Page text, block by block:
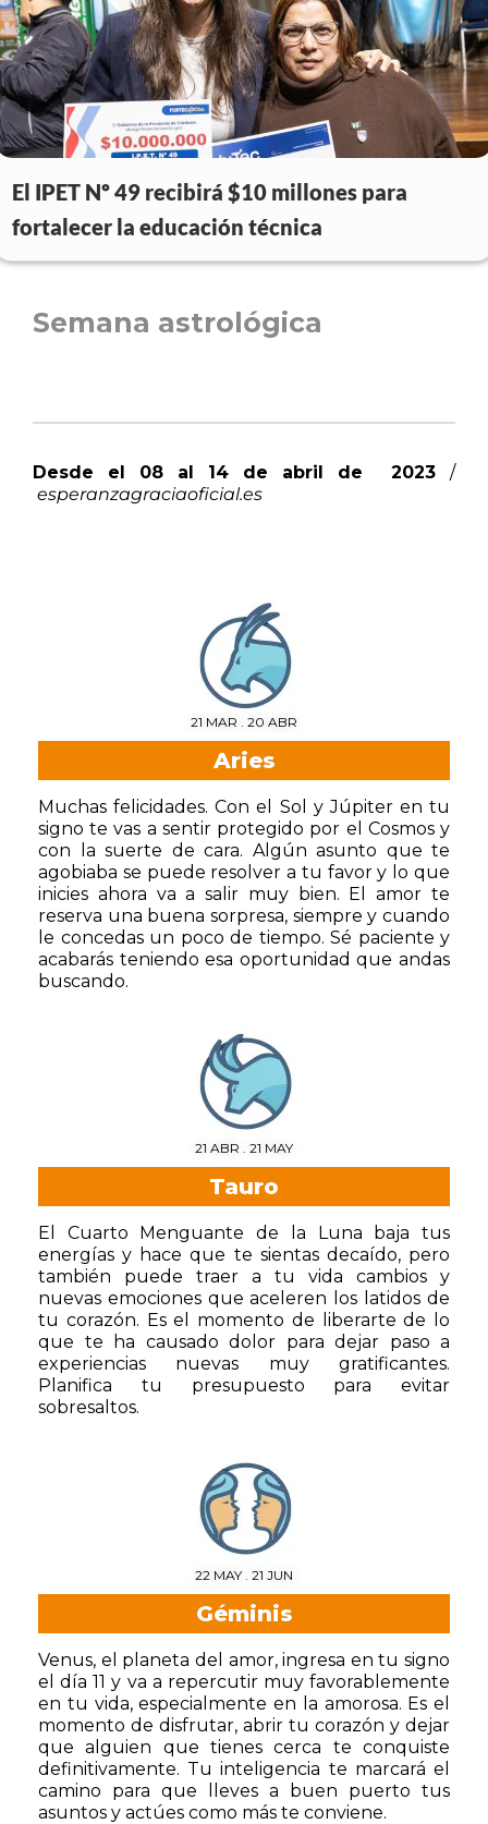
El IPET Nº 49 recibirá $10 millones para
fortalecer la educación técnica
Semana astrológica
Desde el 08 al 14 de abril de 2023 /
esperanzagraciaoficial.es
21 MAR . 20 ABR
Aries
Muchas felicidades. Con el Sol y Júpiter en tu
signo te vas a sentir protegido por el Cosmos y
con la suerte de cara. Algún asunto que te
agobiaba se puede resolver a tu favor y lo que
inicies ahora va a salir muy bien. El amor te
reserva una buena sorpresa, siempre y cuando
le concedas un poco de tiempo. Sé paciente y
acabarás teniendo esa oportunidad que andas
buscando.
21 ABR . 21 MAY
Tauro
El Cuarto Menguante de la Luna baja tus
energías y hace que te sientas decaído, pero
también puede traer a tu vida cambios y
nuevas emociones que aceleren los latidos de
tu corazón. Es el momento de liberarte de lo
que te ha causado dolor para dejar paso a
experiencias nuevas muy gratificantes.
Planifica tu presupuesto para evitar
sobresaltos.
22 MAY . 21 JUN
Géminis
Venus, el planeta del amor, ingresa en tu signo
el día 11 y va a repercutir muy favorablemente
en tu vida, especialmente en la amorosa. Es el
momento de disfrutar, abrir tu corazón y dejar
que alguien que tienes cerca te conquiste
definitivamente. Tu inteligencia te marcará el
camino para que lleves a buen puerto tus
asuntos y actúes como más te conviene.